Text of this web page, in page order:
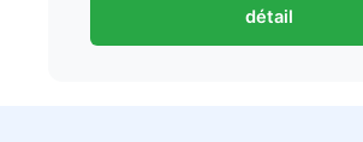
détail